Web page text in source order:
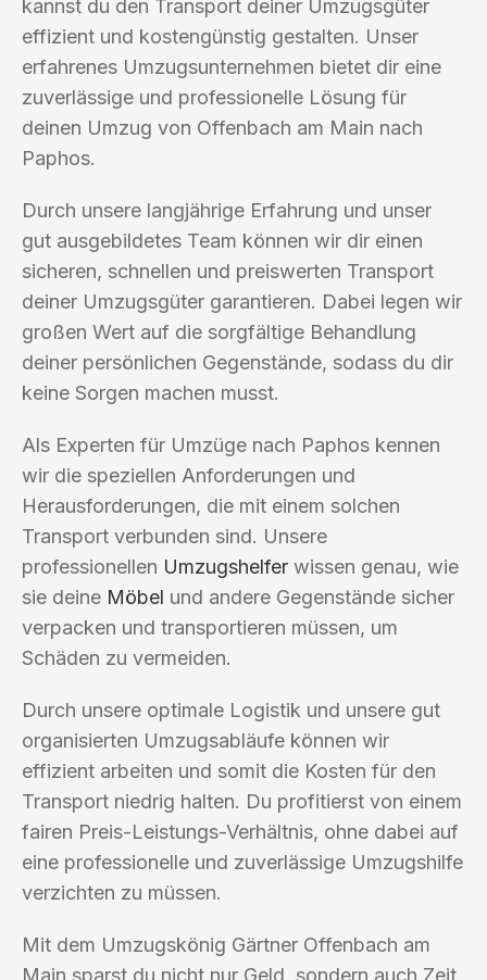
kannst du den Transport deiner Umzugsgüter
effizient und kostengünstig gestalten. Unser
erfahrenes Umzugsunternehmen bietet dir eine
zuverlässige und professionelle Lösung für
deinen Umzug von Offenbach am Main nach
Paphos.
Durch unsere langjährige Erfahrung und unser
gut ausgebildetes Team können wir dir einen
sicheren, schnellen und preiswerten Transport
deiner Umzugsgüter garantieren. Dabei legen wir
großen Wert auf die sorgfältige Behandlung
deiner persönlichen Gegenstände, sodass du dir
keine Sorgen machen musst.
Als Experten für Umzüge nach Paphos kennen
wir die speziellen Anforderungen und
Herausforderungen, die mit einem solchen
Transport verbunden sind. Unsere
professionellen Umzugshelfer wissen genau, wie
sie deine Möbel und andere Gegenstände sicher
verpacken und transportieren müssen, um
Schäden zu vermeiden.
Durch unsere optimale Logistik und unsere gut
organisierten Umzugsabläufe können wir
effizient arbeiten und somit die Kosten für den
Transport niedrig halten. Du profitierst von einem
fairen Preis-Leistungs-Verhältnis, ohne dabei auf
eine professionelle und zuverlässige Umzugshilfe
verzichten zu müssen.
Mit dem Umzugskönig Gärtner Offenbach am
Main sparst du nicht nur Geld, sondern auch Zeit